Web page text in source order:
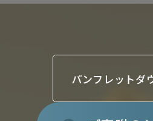
パンフレットダ